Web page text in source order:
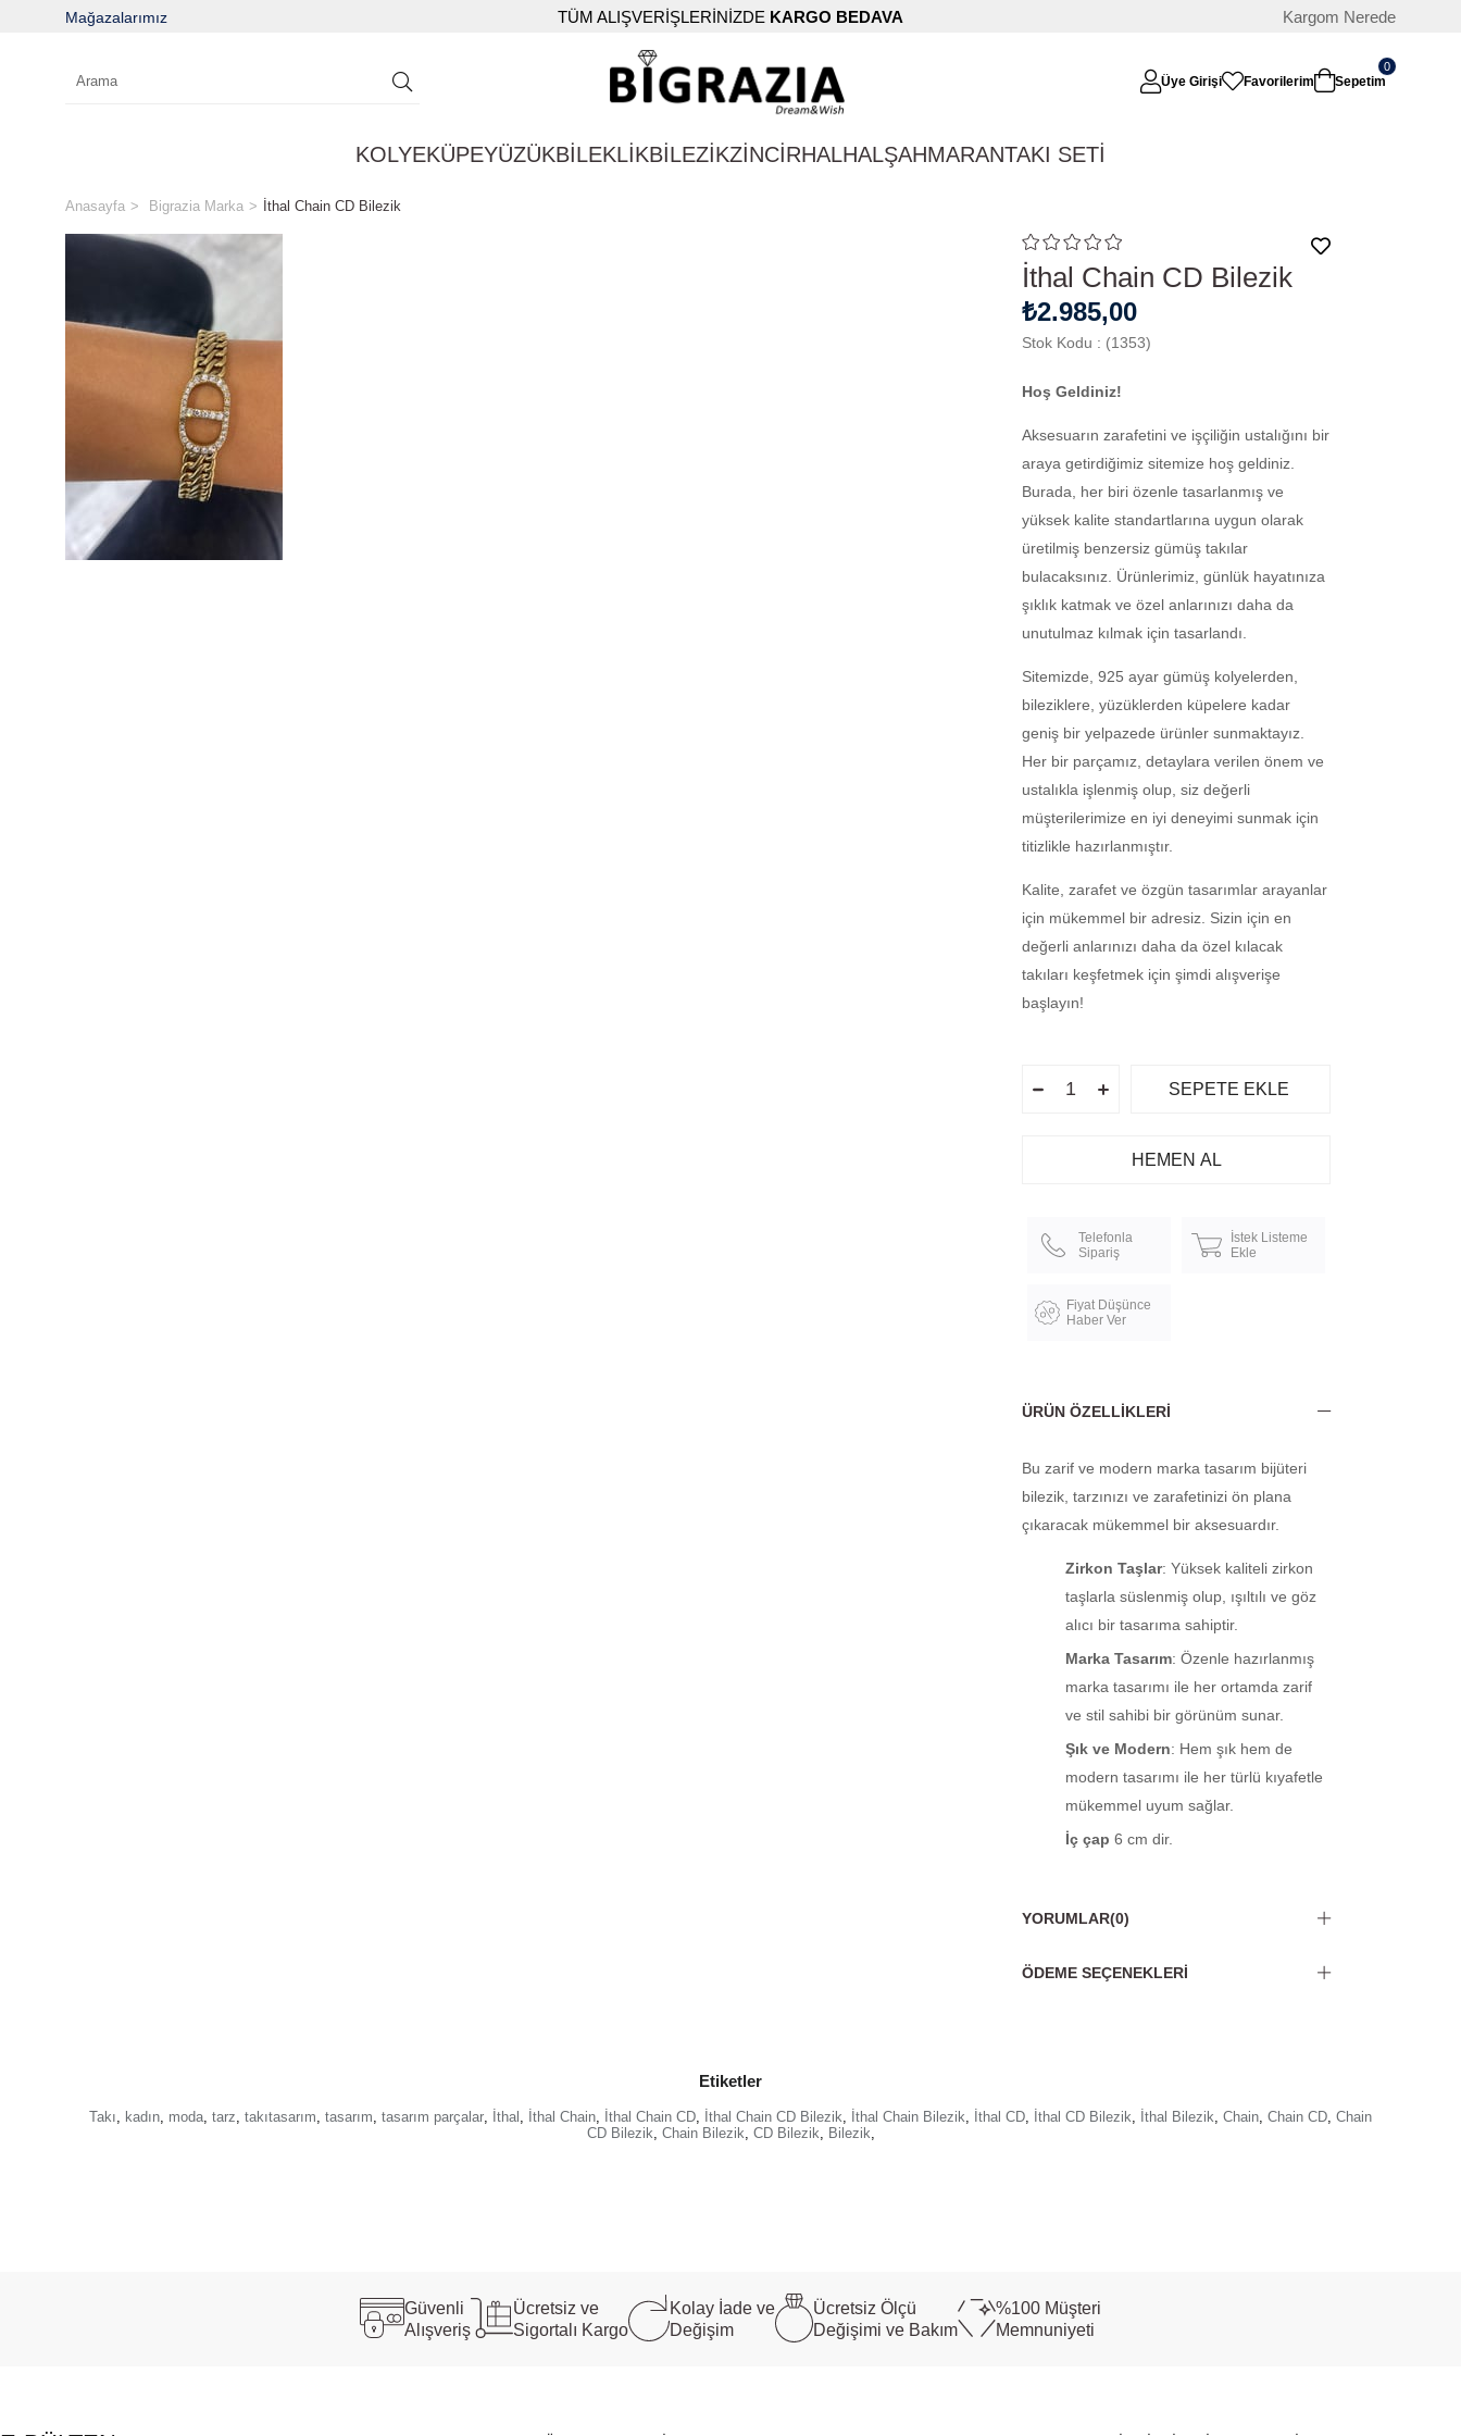
Mağazalarımız TÜM ALIŞVERİŞLERİNİZDE KARGO BEDAVA Kargom Nerede
Üye Girişi Favorilerim Sepetim
0
KOLYEKÜPEYÜZÜKBİLEKLİKBİLEZİKZİNCİRHALHALŞAHMARANTAKI SETİ
Anasayfa Bigrazia Marka İthal Chain CD Bilezik
İthal Chain CD Bilezik
₺2.985,00
Stok Kodu (1353)
Hoş Geldiniz!
Aksesuarın zarafetini ve işçiliğin ustalığını bir
araya getirdiğimiz sitemize hoş geldiniz.
Burada, her biri özenle tasarlanmış ve
yüksek kalite standartlarına uygun olarak
üretilmiş benzersiz gümüş takılar
bulacaksınız. Ürünlerimiz, günlük hayatınıza
şıklık katmak ve özel anlarınızı daha da
unutulmaz kılmak için tasarlandı.
Sitemizde, 925 ayar gümüş kolyelerden,
bileziklere, yüzüklerden küpelere kadar
geniş bir yelpazede ürünler sunmaktayız.
Her bir parçamız, detaylara verilen önem ve
ustalıkla işlenmiş olup, siz değerli
müşterilerimize en iyi deneyimi sunmak için
titizlikle hazırlanmıştır.
Kalite, zarafet ve özgün tasarımlar arayanlar
için mükemmel bir adresiz. Sizin için en
değerli anlarınızı daha da özel kılacak
takıları keşfetmek için şimdi alışverişe
başlayın!
Telefonla
Sipariş
İstek Listeme
Ekle
Fiyat Düşünce
Haber Ver
ÜRÜN ÖZELLIKLERI
Bu zarif ve modern marka tasarım bijüteri
bilezik, tarzınızı ve zarafetinizi ön plana
çıkaracak mükemmel bir aksesuardır.
Zirkon Taşlar: Yüksek kaliteli zirkon
taşlarla süslenmiş olup, ışıltılı ve göz
alıcı bir tasarıma sahiptir.
Marka Tasarım: Özenle hazırlanmış
marka tasarımı ile her ortamda zarif
ve stil sahibi bir görünüm sunar.
Şık ve Modern: Hem şık hem de
modern tasarımı ile her türlü kıyafetle
mükemmel uyum sağlar.
İç çap 6 cm dir.
YORUMLAR(0)
ÖDEME SEÇENEKLERI
Etiketler
Takı, kadın, moda, tarz, takıtasarım, tasarım, tasarım parçalar, İthal , İthal Chain, İthal Chain CD, İthal Chain CD Bilezik, İthal Chain Bilezik, İthal CD, İthal CD Bilezik, İthal Bilezik, Chain, Chain CD, Chain
CD Bilezik, Chain Bilezik, CD Bilezik, Bilezik,
Güvenli
Alışveriş
Ücretsiz ve
Sigortalı Kargo
Kolay İade ve
Değişim
Ücretsiz Ölçü
Değişimi ve Bakım
%100 Müşteri
Memnuniyeti